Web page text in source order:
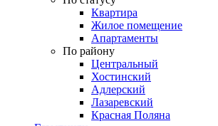
Квартира
Жилое помещение
Апартаменты
По району
Центральный
Хостинский
Адлерский
Лазаревский
Красная Поляна